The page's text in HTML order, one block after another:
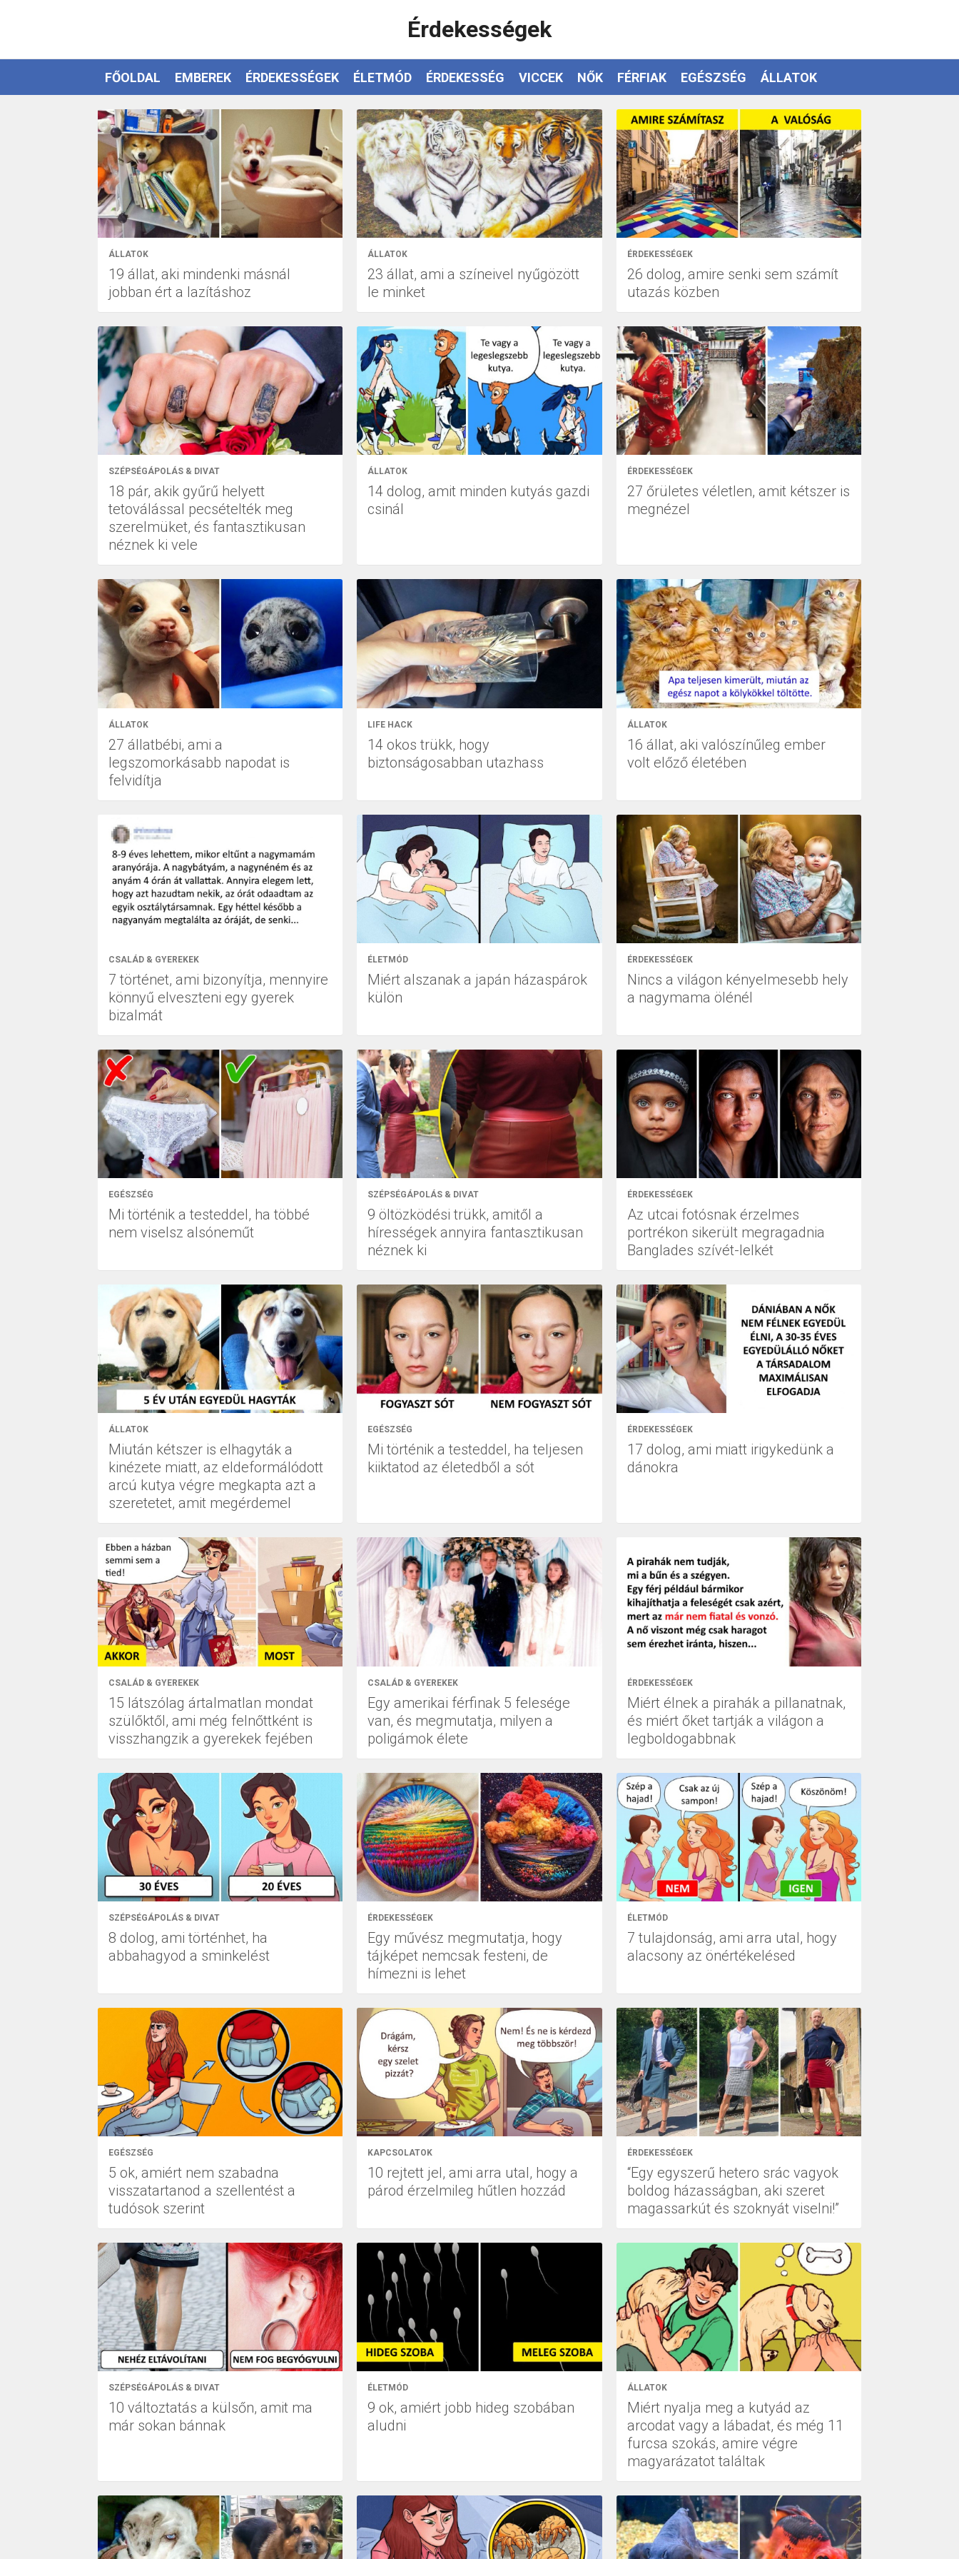
Érdekességek
FŐOLDAL EMBEREK ÉRDEKESSÉGEK ÉLETMÓD ÉRDEKESSÉG VICCEK NŐK FÉRFIAK EGÉSZSÉG ÁLLATOK
EZOTÉRIA
ÁLLATOK
19 állat, aki mindenki másnál
jobban ért a lazításhoz
ÁLLATOK
23 állat, ami a színeivel nyűgözött
le minket
ÉRDEKESSÉGEK
26 dolog, amire senki sem számít
utazás közben
SZÉPSÉGÁPOLÁS & DIVAT
18 pár, akik gyűrű helyett
tetoválással pecsételték meg
szerelmüket, és fantasztikusan
néznek ki vele
ÁLLATOK
14 dolog, amit minden kutyás gazdi
csinál
ÉRDEKESSÉGEK
27 őrületes véletlen, amit kétszer is
megnézel
ÁLLATOK
27 állatbébi, ami a
legszomorkásabb napodat is
felvidítja
LIFE HACK
14 okos trükk, hogy
biztonságosabban utazhass
ÁLLATOK
16 állat, aki valószínűleg ember
volt előző életében
CSALÁD & GYEREKEK
7 történet, ami bizonyítja, mennyire
könnyű elveszteni egy gyerek
bizalmát
ÉLETMÓD
Miért alszanak a japán házaspárok
külön
ÉRDEKESSÉGEK
Nincs a világon kényelmesebb hely
a nagymama ölénél
EGÉSZSÉG
Mi történik a testeddel, ha többé
nem viselsz alsóneműt
SZÉPSÉGÁPOLÁS & DIVAT
9 öltözködési trükk, amitől a
hírességek annyira fantasztikusan
néznek ki
ÉRDEKESSÉGEK
Az utcai fotósnak érzelmes
portrékon sikerült megragadnia
Banglades szívét-lelkét
ÁLLATOK
Miután kétszer is elhagyták a
kinézete miatt, az eldeformálódott
arcú kutya végre megkapta azt a
szeretetet, amit megérdemel
EGÉSZSÉG
Mi történik a testeddel, ha teljesen
kiiktatod az életedből a sót
ÉRDEKESSÉGEK
17 dolog, ami miatt irigykedünk a
dánokra
CSALÁD & GYEREKEK
15 látszólag ártalmatlan mondat
szülőktől, ami még felnőttként is
visszhangzik a gyerekek fejében
CSALÁD & GYEREKEK
Egy amerikai férfinak 5 felesége
van, és megmutatja, milyen a
poligámok élete
ÉRDEKESSÉGEK
Miért élnek a pirahák a pillanatnak,
és miért őket tartják a világon a
legboldogabbnak
SZÉPSÉGÁPOLÁS & DIVAT
8 dolog, ami történhet, ha
abbahagyod a sminkelést
ÉRDEKESSÉGEK
Egy művész megmutatja, hogy
tájképet nemcsak festeni, de
hímezni is lehet
ÉLETMÓD
7 tulajdonság, ami arra utal, hogy
alacsony az önértékelésed
EGÉSZSÉG
5 ok, amiért nem szabadna
visszatartanod a szellentést a
tudósok szerint
KAPCSOLATOK
10 rejtett jel, ami arra utal, hogy a
párod érzelmileg hűtlen hozzád
ÉRDEKESSÉGEK
“Egy egyszerű hetero srác vagyok
boldog házasságban, aki szeret
magassarkút és szoknyát viselni!”
SZÉPSÉGÁPOLÁS & DIVAT
10 változtatás a külsőn, amit ma
már sokan bánnak
ÉLETMÓD
9 ok, amiért jobb hideg szobában
aludni
ÁLLATOK
Miért nyalja meg a kutyád az
arcodat vagy a lábadat, és még 11
furcsa szokás, amire végre
magyarázatot találtak